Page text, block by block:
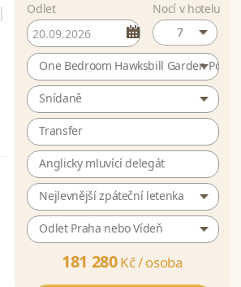
|
Odlet
Nocí v hotelu
7
One Bedroom Hawksbill Garden Pool
Snídaně
Transfer
Anglicky mluvící delegát
Nejlevnější zpáteční letenka
Odlet Praha nebo Vídeň
181 280Kč /osoba